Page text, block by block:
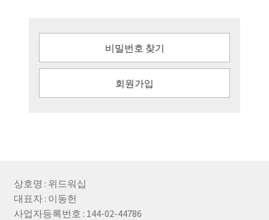
비밀번호 찾기
회원가입
상호명 : 위드워십
대표자 : 이동헌
사업자등록번호 : 144-02-44786